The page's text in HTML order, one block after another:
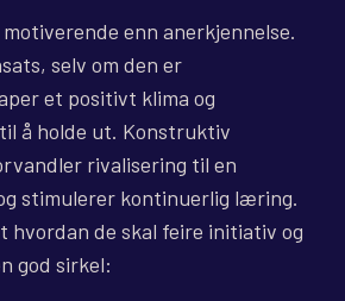
enn anerkjennelse.
selv om den er
et positivt klima og
å holde ut. Konstruktiv
rivalisering til en
stimulerer kontinuerlig læring.
hvordan de skal feire initiativ og
god sirkel: